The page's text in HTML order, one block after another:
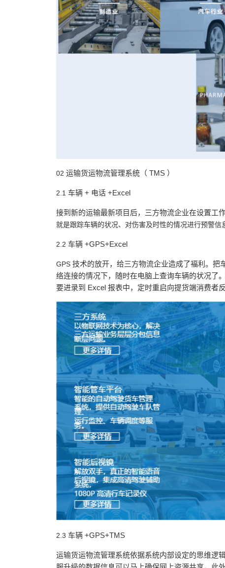
02 运输货运物流管理系统（ TMS ）
2.1 车辆 + 电话 +Excel
接到新的运输最新项目后，三方物流企业在设置工
就是跟踪车辆的状况、对伤害及时性的情况进行预警
2.2 车辆 +GPS+Excel
GPS 技术的放开，给三方物流企业造成了褔利。把
络连接的情况下，随时在电脑上查询车辆的状况了
要进录到 Excel 报表中，定时重启向提货端消费者反
2.3 车辆 +GPS+TMS
运输货运物流管理系统依据系统内部设定的思维逻